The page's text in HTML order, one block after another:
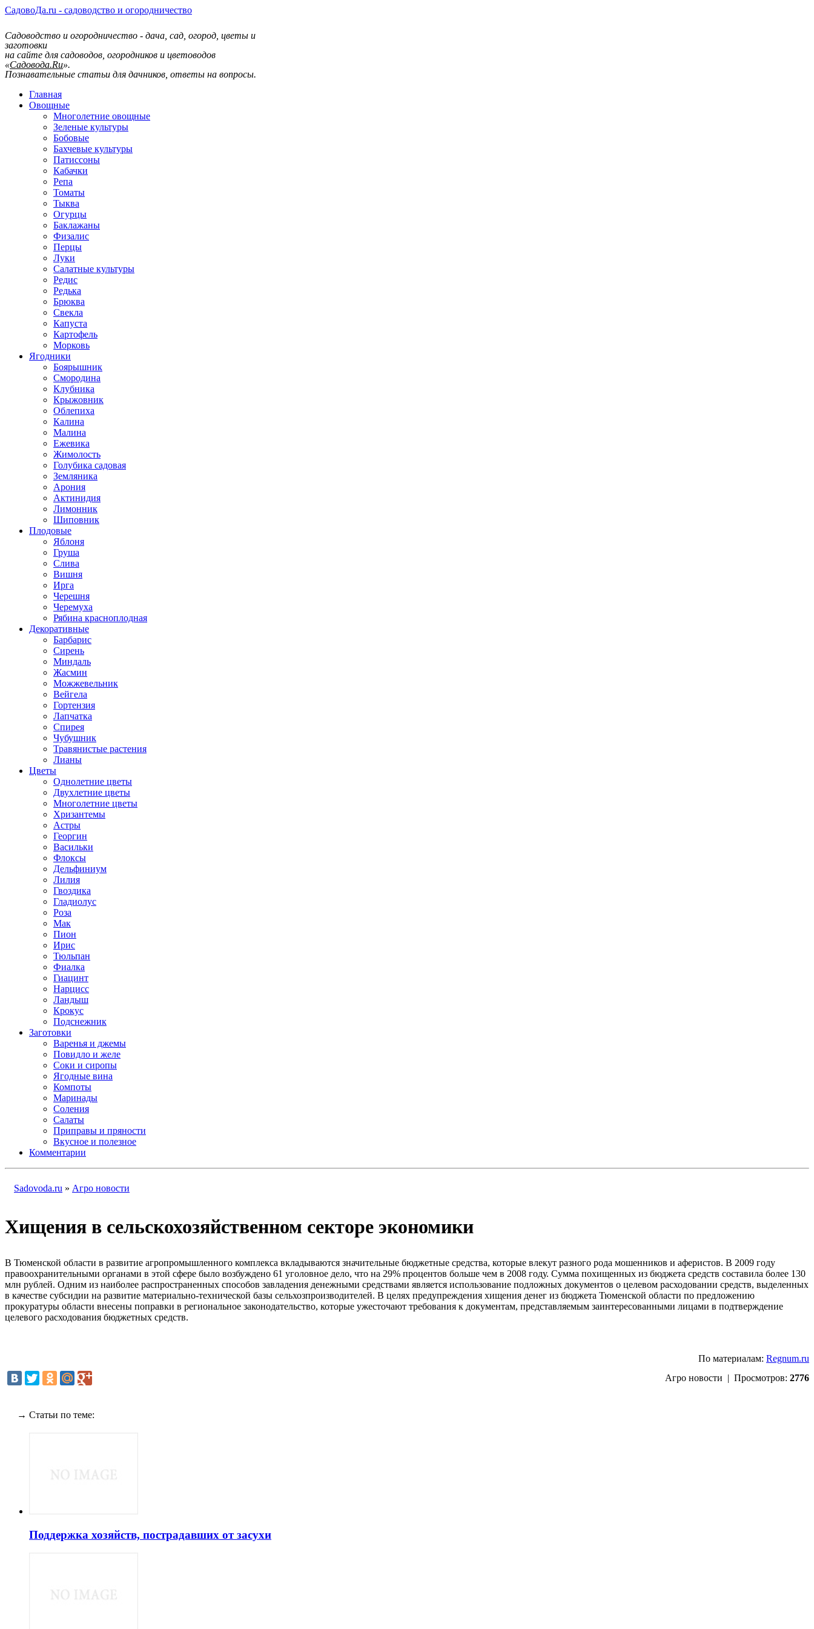
СадовоДа.ru - садоводство и огородничество
Садоводство и огородничество - дача, сад, огород, цветы и
заготовки
на сайте для садоводов, огородников и цветоводов
«Садовода.Ru».
Познавательные статьи для дачников, ответы на вопросы.
Главная
Овощные
Многолетние овощные
Зеленые культуры
Бобовые
Бахчевые культуры
Патиссоны
Кабачки
Репа
Томаты
Тыква
Огурцы
Баклажаны
Физалис
Перцы
Луки
Салатные культуры
Редис
Редька
Брюква
Свекла
Капуста
Картофель
Морковь
Ягодники
Боярышник
Смородина
Клубника
Крыжовник
Облепиха
Калина
Малина
Ежевика
Жимолость
Голубика садовая
Земляника
Арония
Актинидия
Лимонник
Шиповник
Плодовые
Яблоня
Груша
Слива
Вишня
Ирга
Черешня
Черемуха
Рябина красноплодная
Декоративные
Барбарис
Сирень
Миндаль
Жасмин
Можжевельник
Вейгела
Гортензия
Лапчатка
Спирея
Чубушник
Травянистые растения
Лианы
Цветы
Однолетние цветы
Двухлетние цветы
Многолетние цветы
Хризантемы
Астры
Георгин
Васильки
Флоксы
Дельфиниум
Лилия
Гвоздика
Гладиолус
Роза
Мак
Пион
Ирис
Тюльпан
Фиалка
Гиацинт
Нарцисс
Ландыш
Крокус
Подснежник
Заготовки
Варенья и джемы
Повидло и желе
Соки и сиропы
Ягодные вина
Компоты
Маринады
Соления
Салаты
Приправы и пряности
Вкусное и полезное
Комментарии
Sadovoda.ru » Агро новости
Хищения в сельскохозяйственном секторе экономики
В Тюменской области в развитие агропромышленного комплекса вкладываются значительные бюджетные средства, которые влекут разного рода мошенников и аферистов. В 2009 году
правоохранительными органами в этой сфере было возбуждено 61 уголовное дело, что на 29% процентов больше чем в 2008 году. Сумма похищенных из бюджета средств составила более 130
млн рублей. Одним из наиболее распространенных способов завладения денежными средствами является использование подложных документов о целевом расходовании средств, выделенных
в качестве субсидии на развитие материально-технической базы сельхозпроизводителей. В целях предупреждения хищения денег из бюджета Тюменской области по предложению
прокуратуры области внесены поправки в региональное законодательство, которые ужесточают требования к документам, представляемым заинтересованными лицами в подтверждение
целевого расходования бюджетных средств.
По материалам: Regnum.ru
Агро новости | Просмотров: 2776
→ Статьи по теме:
Поддержка хозяйств, пострадавших от засухи